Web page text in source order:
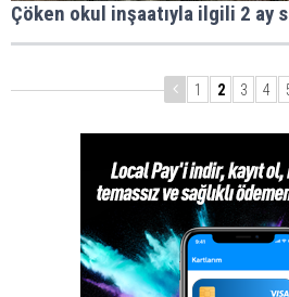
Çöken okul inşaatıyla ilgili 2 ay
1 2 3 4